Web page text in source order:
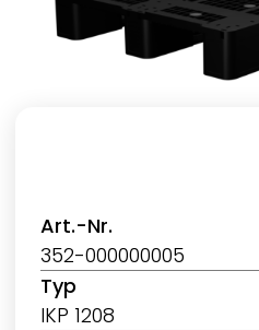
Art.-Nr.
352-000000005
Typ
IKP 1208